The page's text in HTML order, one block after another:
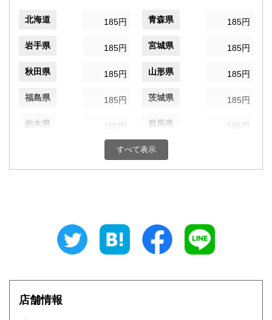
北海道 185円 青森県 185円
岩手県 185円 宮城県 185円
秋田県 185円 山形県 185円
福島県 185円 茨城県 185円
栃木県 185円 群馬県 185円
185円 千葉県
185円 福井県
185円 長野県
岐阜県 185円 静岡県 185円
愛知県
すべて表示
店舗情報